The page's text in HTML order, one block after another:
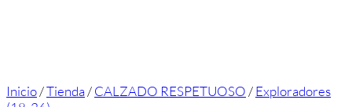
Inicio/Tienda/CALZADO RESPETUOSO/Exploradores